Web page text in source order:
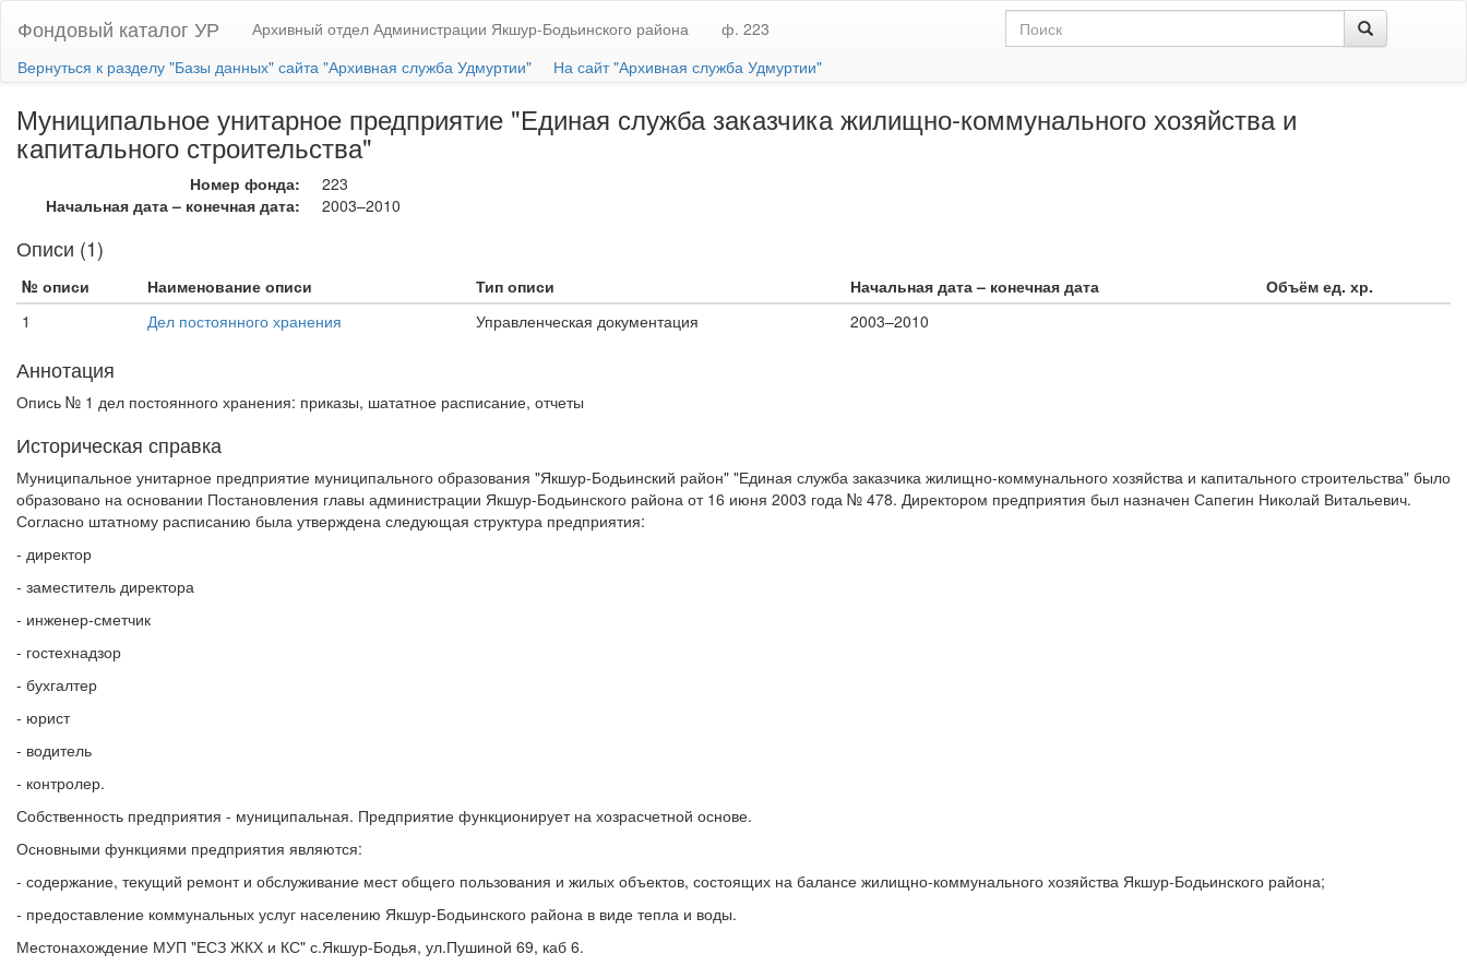
Фондовый каталог УР Архивный отдел Администрации Якшур-Бодьинского района
ф. 223
Вернуться к разделу "Базы данных" сайта "Архивная служба Удмуртии"
На сайт "Архивная служба Удмуртии"
Муниципальное унитарное предприятие "Единая служба заказчика жилищно-коммунального хозяйства и
капитального строительства"
Номер фонда:
223
Начальная дата – конечная дата:
2003–2010
Описи (1)
№ описи Наименование описи Тип описи Начальная дата – конечная дата
Объём ед. хр.
1
Дел постоянного хранения Управленческая документация 2003–2010
Аннотация
Опись № 1 дел постоянного хранения: приказы, шататное расписание, отчеты
Историческая справка
Муниципальное унитарное предприятие муниципального образования "Якшур-Бодьинский район" "Единая служба заказчика жилищно-коммунального хозяйства и капитального строительства" было
образовано на основании Постановления главы администрации Якшур-Бодьинского района от 16 июня 2003 года № 478. Директором предприятия был назначен Сапегин Николай Витальевич.
Согласно штатному расписанию была утверждена следующая структура предприятия:
- директор
- заместитель директора
- инженер-сметчик
- гостехнадзор
- бухгалтер
- юрист
- водитель
- контролер.
Собственность предприятия - муниципальная. Предприятие функционирует на хозрасчетной основе.
Основными функциями предприятия являются:
- содержание, текущий ремонт и обслуживание мест общего пользования и жилых объектов, состоящих на балансе жилищно-коммунального хозяйства Якшур-Бодьинского района;
- предоставление коммунальных услуг населению Якшур-Бодьинского района в виде тепла и воды.
Местонахождение МУП "ЕСЗ ЖКХ и КС" с.Якшур-Бодья, ул.Пушиной 69, каб 6.